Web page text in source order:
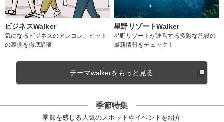
ビジネスWalker
気になるビジネスのアレコレ、ヒット
の裏側を徹底調査
星野リゾートWalker
星野リゾートが運営する多彩な施設の
最新情報をチェック！
テーマwalkerをもっと見る
季節特集
季節を感じる人気のスポットやイベントを紹介